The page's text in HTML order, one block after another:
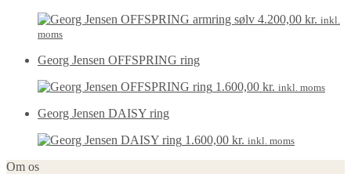
4.200,00 kr. inkl.
moms
Georg Jensen OFFSPRING ring
1.600,00 kr. inkl. moms
Georg Jensen DAISY ring
1.600,00 kr. inkl. moms
Om os